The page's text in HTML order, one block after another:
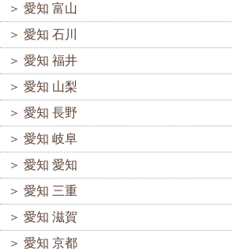
＞ 愛知 富山
＞ 愛知 石川
＞ 愛知 福井
＞ 愛知 山梨
＞ 愛知 長野
＞ 愛知 岐阜
＞ 愛知 愛知
＞ 愛知 三重
＞ 愛知 滋賀
＞ 愛知 京都